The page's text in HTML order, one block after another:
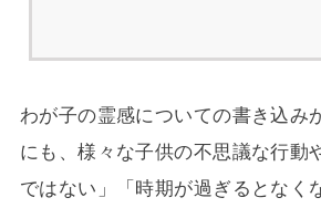
わが子の霊感についての書き込み
にも、様々な子供の不思議な行動
ではない」「時期が過ぎるとなく